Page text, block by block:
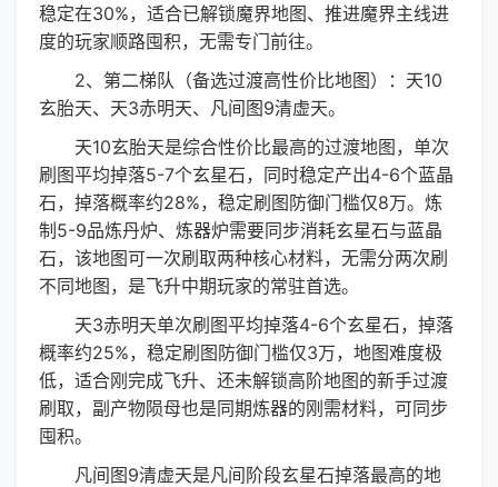
稳定在30%，适合已解锁魔界地图、推进魔界主线进
度的玩家顺路囤积，无需专门前往。
2、第二梯队（备选过渡高性价比地图）：天10
玄胎天、天3赤明天、凡间图9清虚天。
天10玄胎天是综合性价比最高的过渡地图，单次
刷图平均掉落5-7个玄星石，同时稳定产出4-6个蓝晶
石，掉落概率约28%，稳定刷图防御门槛仅8万。炼
制5-9品炼丹炉、炼器炉需要同步消耗玄星石与蓝晶
石，该地图可一次刷取两种核心材料，无需分两次刷
不同地图，是飞升中期玩家的常驻首选。
天3赤明天单次刷图平均掉落4-6个玄星石，掉落
概率约25%，稳定刷图防御门槛仅3万，地图难度极
低，适合刚完成飞升、还未解锁高阶地图的新手过渡
刷取，副产物陨母也是同期炼器的刚需材料，可同步
囤积。
凡间图9清虚天是凡间阶段玄星石掉落最高的地